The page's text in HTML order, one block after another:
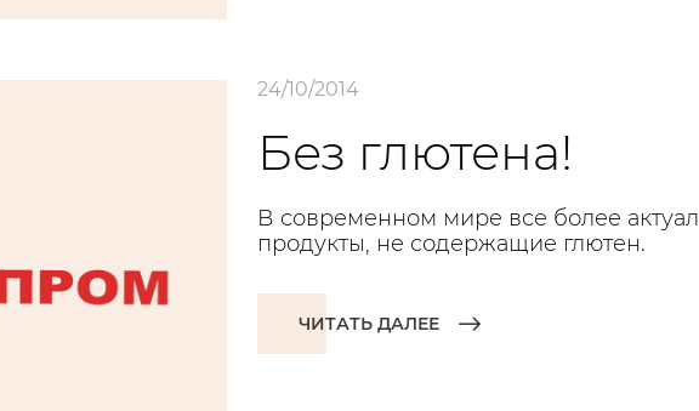
24/10/2014
Без глютена!
В современном мире все более
продукты, не содержащие глютен.
ЧИТАТЬ ДАЛЕЕ